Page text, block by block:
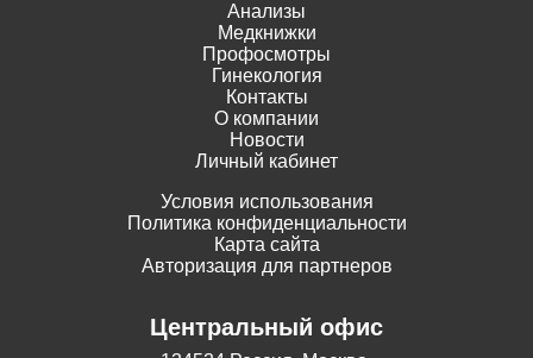
Анализы
Медкнижки
Профосмотры
Гинекология
Контакты
О компании
Новости
Личный кабинет
Условия использования
Политика конфиденциальности
Карта сайта
Авторизация для партнеров
Центральный офис